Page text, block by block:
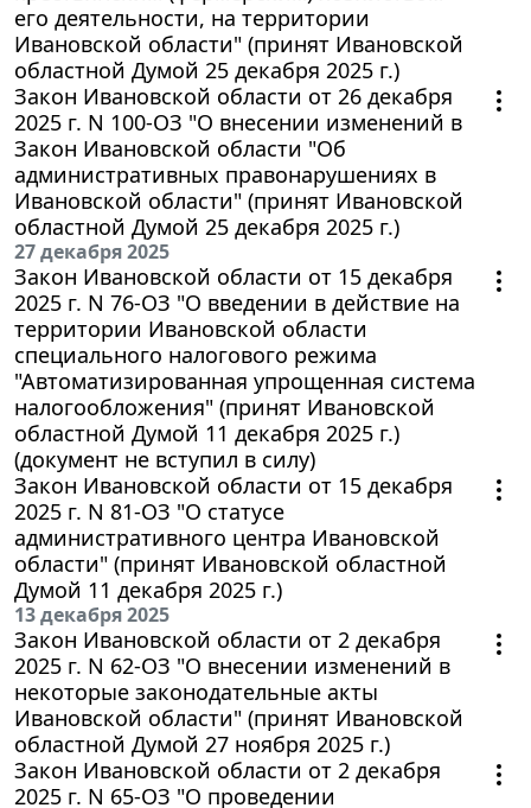
его деятельности, на территории
Ивановской области" (принят Ивановской
областной Думой 25 декабря 2025 г.)
Закон Ивановской области от 26 декабря
2025 г. N 100-ОЗ "О внесении изменений в
Закон Ивановской области "Об
административных правонарушениях в
Ивановской области" (принят Ивановской
областной Думой 25 декабря 2025 г.)
27 декабря 2025
Закон Ивановской области от 15 декабря
2025 г. N 76-ОЗ "О введении в действие на
территории Ивановской области
специального налогового режима
"Автоматизированная упрощенная система
налогообложения" (принят Ивановской
областной Думой 11 декабря 2025 г.)
(документ не вступил в силу)
Закон Ивановской области от 15 декабря
2025 г. N 81-ОЗ "О статусе
административного центра Ивановской
области" (принят Ивановской областной
Думой 11 декабря 2025 г.)
13 декабря 2025
Закон Ивановской области от 2 декабря
2025 г. N 62-ОЗ "О внесении изменений в
некоторые законодательные акты
Ивановской области" (принят Ивановской
областной Думой 27 ноября 2025 г.)
Закон Ивановской области от 2 декабря
2025 г. N 65-ОЗ "О проведении